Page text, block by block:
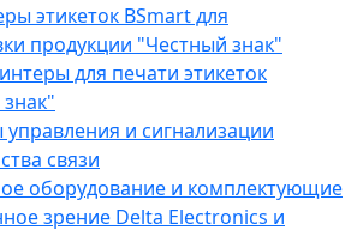
этикеток BSmart для
продукции "Честный знак"
для печати этикеток
и сигнализации
связи
оборудование и комплектующие
зрение Delta Electronics и